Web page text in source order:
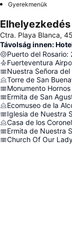
Gyerekmenük
Elhelyezkedés
Ctra. Playa Blanca,
Távolság innen:
Puerto del Rosario:
Fuerteventura
Nuestra Señora del
Torre de San
Monumento
Ermita de San
Ecomuseo de la
Iglesia de Nuestra
Casa de los
Ermita de Nuestra
Church Of Our